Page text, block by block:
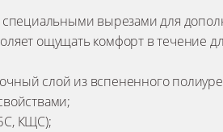
вырезами для
ощущать комфорт в течение
слой из вспененного
КЩС);